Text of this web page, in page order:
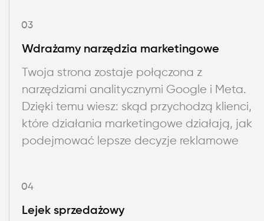
03
Wdrażamy narzędzia marketingowe
Twoja strona zostaje połączona z
narzędziami analitycznymi Google i Meta.
Dzięki temu wiesz: skąd przychodzą klienci,
które działania marketingowe działają, jak
podejmować lepsze decyzje reklamowe
04
Lejek sprzedażowy